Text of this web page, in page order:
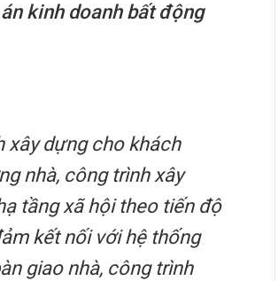
kinh doanh bất động
xây dựng cho khách
nhà, công trình xây
tầng xã hội theo tiến độ
kết nối với hệ thống
giao nhà, công trình